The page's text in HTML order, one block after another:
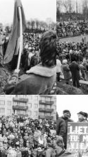
Pūtvio
gyvenimo
sinagoga
sinagoga
draugijos